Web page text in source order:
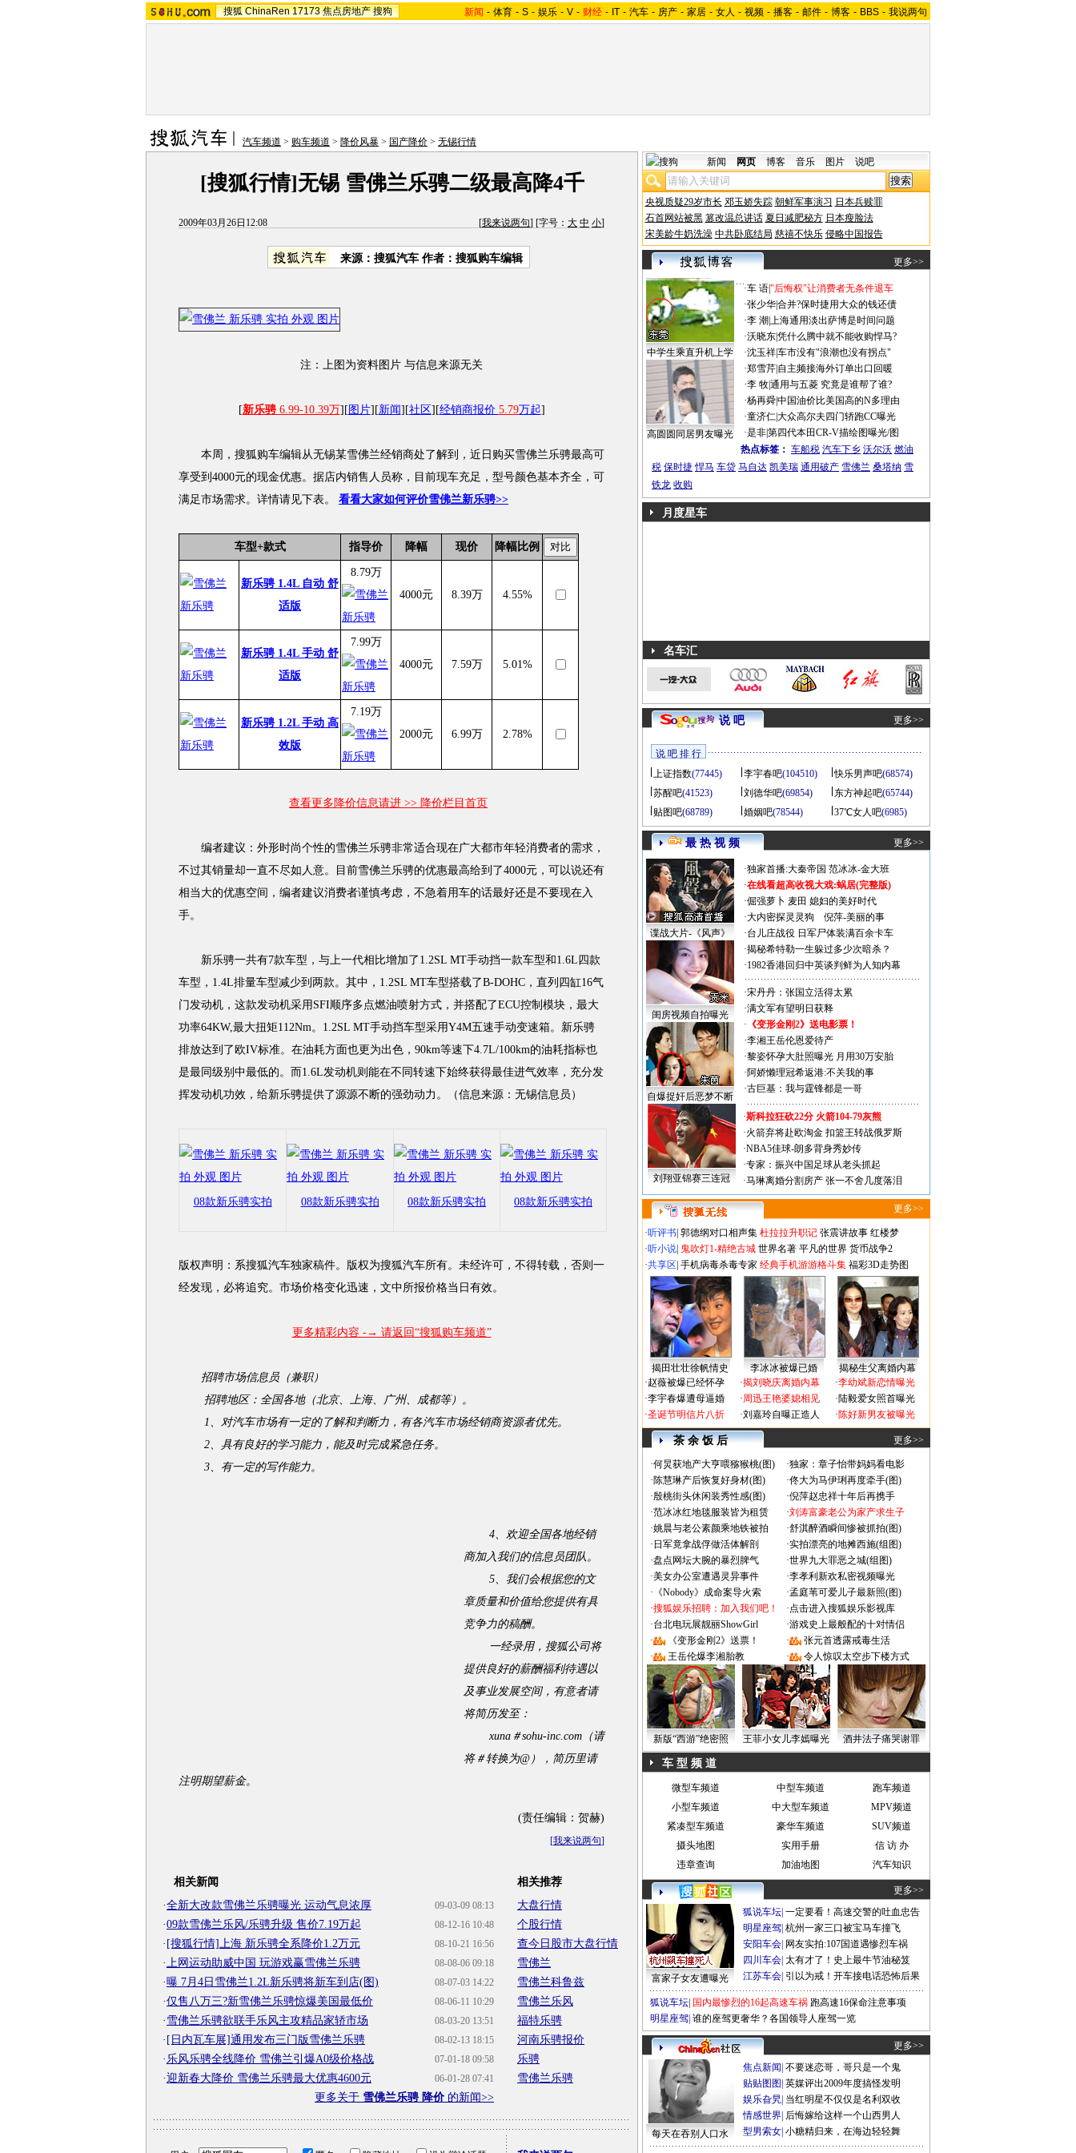
搜狐 ChinaRen 17173 焦点房地产 搜狗 新闻 - 体育 - S - 娱乐 - V - 财经 - IT - 汽车 - 房产 - 家居 - 女人 - 视频 - 播客 - 邮件 - 博客 - BBS - 我说两句
汽车频道 > 购车频道 > 降价风暴 > 国产降价 > 无锡行情
[搜狐行情]无锡 雪佛兰乐骋二级最高降4千
2009年03月26日12:08 [我来说两句] [字号： 大 中 小]
来源：搜狐汽车 作者：搜狐购车编辑
注：上图为资料图片 与信息来源无关
[新乐骋6.99-10.39万][ 图片][新闻][社区][经销商报价 5.79万起]
本周，搜狐购车编辑从无锡某雪佛兰经销商处了解到，近日购买雪佛兰乐骋最高可
享受到4000元的现金优惠。据店内销售人员称，目前现车充足，型号颜色基本齐全，可
满足市场需求。详情请见下表。 看看大家如何评价雪佛兰新乐骋>>
车型+款式 指导价 降幅 现价 降幅比例
新乐骋 1.4L 自动 舒
适版
8.79万
4000元
8.39万 4.55%
新乐骋 1.4L 手动 舒
适版
7.99万
4000元
7.59万 5.01%
新乐骋 1.2L 手动 高
效版
7.19万
2000元
6.99万 2.78%
查看更多降价信息请进 >> 降价栏目首页
编者建议：外形时尚个性的雪佛兰乐骋非常适合现在广大都市年轻消费者的需求，
不过其销量却一直不尽如人意。目前雪佛兰乐骋的优惠最高给到了4000元，可以说还有
相当大的优惠空间，编者建议消费者谨慎考虑，不急着用车的话最好还是不要现在入
手。
新乐骋一共有7款车型，与上一代相比增加了1.2SL MT手动挡一款车型和1.6L四款
车型，1.4L排量车型减少到两款。其中，1.2SL MT车型搭载了B-DOHC，直列四缸16气
门发动机，这款发动机采用SFI顺序多点燃油喷射方式，并搭配了ECU控制模块，最大
功率64KW,最大扭矩112Nm。1.2SL MT手动挡车型采用Y4M五速手动变速箱。新乐骋
排放达到了欧IV标准。在油耗方面也更为出色，90km等速下4.7L/100km的油耗指标也
是最同级别中最低的。而1.6L发动机则能在不同转速下始终获得最佳进气效率，充分发
挥发动机功效，给新乐骋提供了源源不断的强劲动力。（信息来源：无锡信息员）
08款新乐骋实拍 08款新乐骋实拍 08款新乐骋实拍 08款新乐骋实拍
版权声明：系搜狐汽车独家稿件。版权为搜狐汽车所有。未经许可，不得转载，否则一
经发现，必将追究。市场价格变化迅速，文中所报价格当日有效。
更多精彩内容 -→ 请返回“搜狐购车频道”
招聘市场信息员（兼职）
招聘地区：全国各地（北京、上海、广州、成都等）。
1、对汽车市场有一定的了解和判断力，有各汽车市场经销商资源者优先。
2、具有良好的学习能力，能及时完成紧急任务。
3、有一定的写作能力。
4、欢迎全国各地经销
商加入我们的信息员团队。
5、我们会根据您的文
章质量和价值给您提供有具
竞争力的稿酬。
一经录用，搜狐公司将
提供良好的薪酬福利待遇以
及事业发展空间，有意者请
将简历发至：
xuna＃sohu-inc.com（请
将＃转换为@），简历里请
注明期望薪金。
(责任编辑：贺赫)
[我来说两句]
相关新闻
09-03-09 08:13
·全新大改款雪佛兰乐骋曝光 运动气息浓厚
08-12-16 10:48
·09款雪佛兰乐风/乐骋升级 售价7.19万起
08-10-21 16:56
· [搜狐行情]上海 新乐骋全系降价1.2万元
08-08-06 09:18
·上网运动助威中国 玩游戏赢雪佛兰乐骋
08-07-03 14:22
·曝 7月4日雪佛兰1.2L新乐骋将新车到店(图)
08-06-11 10:29
·仅售八万三?新雪佛兰乐骋惊爆美国最低价
08-03-20 13:51
· 雪佛兰乐骋欲联手乐风主攻精品家轿市场
08-02-13 18:15
· [日内瓦车展]通用发布三门版雪佛兰乐骋
07-01-18 09:58
· 乐风乐骋全线降价 雪佛兰引爆A0级价格战
06-01-28 07:41
·迎新春大降价 雪佛兰乐骋最大优惠4600元
更多关于 雪佛兰乐骋 降价 的新闻>>
相关推荐
大盘行情
个股行情
查今日股市大盘行情
雪佛兰
雪佛兰科鲁兹
雪佛兰乐风
福特乐骋
河南乐骋报价
乐骋
雪佛兰乐骋
新闻 网页 博客 音乐 图片 说吧
央视质疑29岁市长 邓玉娇失踪 朝鲜军事演习 日本兵赎罪
石首网站被黑 篡改温总讲话 夏日减肥秘方 日本瘦脸法
宋美龄牛奶洗澡 中共卧底结局 慈禧不快乐 侵略中国报告
更多>>
中学生乘直升机上学
高圆圆同居男友曝光
·车 语|"后悔权"让消费者无条件退车
·张少华|合并?保时捷用大众的钱还债
·李 潮 上海通用淡出萨博是时间问题
·沃晓东|凭什么腾中就不能收购悍马?
·沈玉祥|车市没有"浪潮也没有拐点"
·郑雪芹| 自主频接海外订单出口回暖
·李 牧|通用与五菱 究竟是谁帮了谁?
·杨再舜|中国油价比美国高的N多理由
·童济仁|大众高尔夫四门轿跑CC曝光
·是非|第四代本田CR-V描绘图曝光/图
热点标签： 车船税 汽车下乡 沃尔沃 燃油
税 保时捷 悍马 车贷 马自达 凯美瑞 通用破产 雪佛兰 桑塔纳 雪
铁龙 收购
月度星车
名车汇
说 吧 更多>>
说 吧 排 行
上证指数(77445) 李宇春吧(104510) 快乐男声吧(68574)
苏醒吧(41523) 刘德华吧(69854) 东方神起吧(65744)
贴图吧(68789) 婚姻吧(78544) 37℃女人吧(6985)
最 热 视 频 更多>>
谍战大片-《风声》
闺房视频自拍曝光
自爆捉奸后恶梦不断
·独家首播:大秦帝国 范冰冰-金大班
·在线看超高收视大戏:蜗居(完整版)
·倔强萝卜 麦田 媳妇的美好时代
·大内密探灵灵狗
倪萍-美丽的事
·台儿庄战役 日军尸体装满百余卡车
·揭秘希特勒一生躲过多少次暗杀？
·1982香港回归中英谈判鲜为人知内幕
·宋丹丹：张国立活得太累
·满文军有望明日获释
· 《变形金刚2》送电影票！
·李湘王岳伦恩爱待产
·黎姿怀孕大肚照曝光 月用30万安胎
·阿娇懒理冠希返港:不关我的事
·古巨基：我与霆锋都是一哥
刘翔亚锦赛三连冠
·斯科拉狂砍22分 火箭104-79灰熊
·火箭弃将赴欧淘金 扣篮王转战俄罗斯
·NBA5佳球-朗多背身秀妙传
·专家：振兴中国足球从老头抓起
·马琳离婚分割房产 张一不舍几度落泪
更多>>
·听评书 郭德纲对口相声集 杜拉拉升职记 张震讲故事 红楼梦
·听小说 鬼吹灯1-精绝古城 世界名著 平凡的世界 货币战争2
·共享区 手机病毒杀毒专家 经典手机游游格斗集 福彩3D走势图
揭田壮壮徐帆情史 李冰冰被爆已婚
揭秘生父离婚内幕
·赵薇被爆已经怀孕
·李宇春爆遭母逼婚
·圣诞节明信片八折
·揭刘晓庆离婚内幕
·周迅王艳婆媳相见
·刘嘉玲自曝正造人
·李幼斌新恋情曝光
·陆毅爱女照首曝光
·陈好新男友被曝光
茶 余 饭 后 更多>>
·何炅获地产大亨喂猕猴桃(图) ·独家：章子怡带妈妈看电影
·陈慧琳产后恢复好身材(图) ·佟大为马伊琍再度牵手(图)
·殷桃街头休闲装秀性感(图) ·倪萍赵忠祥十年后再携手
·范冰冰红地毯服装皆为租赁 ·刘涛富豪老公为家产求生子
·姚晨与老公素颜乘地铁被拍 ·舒淇醉酒瞬间惨被抓拍(图)
· 日军竟拿战俘做活体解剖 ·实拍漂亮的地摊西施(组图)
·盘点网坛大腕的暴烈脾气 ·世界九大罪恶之城(组图)
·美女办公室遭遇灵异事件 ·李孝利新欢私密视频曝光
· 《Nobody》成命案导火索 ·孟庭苇可爱儿子最新照(图)
·搜狐娱乐招聘：加入我们吧！ ·点击进入搜狐娱乐影视库
·台北电玩展靓丽ShowGirl ·游戏史上最般配的十对情侣
·
《变形金刚2》送票！ ·
张元首透露戒毒生活
·
王岳伦爆李湘胎教 · 令人惊叹太空步下楼方式
新版“西游”绝密照 王菲小女儿李嫣曝光 酒井法子痛哭谢罪
车 型 频 道
微型车频道 中型车频道
跑车频道
小型车频道
中大型车频道
MPV频道
紧凑型车频道
豪华车频道
SUV频道
摄头地图
实用手册
信 访 办
违章查询
加油地图 汽车知识
更多>>
富家子女友遭曝光
狐说车坛 一定要看！高速交警的吐血忠告
明星座驾 杭州一家三口被宝马车撞飞
安阳车会 网友实拍:107国道遇惨烈车祸
四川车会 太有才了！史上最牛节油秘笈
江苏车会 引以为戒！开车接电话恐怖后果
狐说车坛 国内最惨烈的16起高速车祸 跑高速16保命注意事项
明星座驾 谁的座驾更奢华？各国领导人座驾一览
更多>>
每天在吞别人口水
焦点新闻 不要迷恋哥，哥只是一个鬼
贴贴图图 英媒评出2009年度搞怪发明
娱乐旮旯 当红明星不仅仅是名利双收
情感世界 后悔嫁给这样一个山西男人
型男索女 小糖精归来，在海边轻轻舞